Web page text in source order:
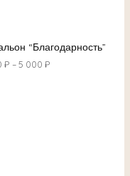
“Благодарность”
₽ –5 000 ₽